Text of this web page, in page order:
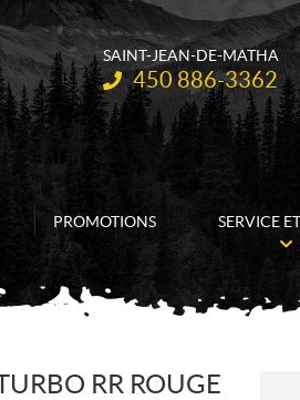
SAINT-JEAN-DE-MATHA
Téléphone :
450 886-3362
PROMOTIONS SERVICE
RR ROUGE